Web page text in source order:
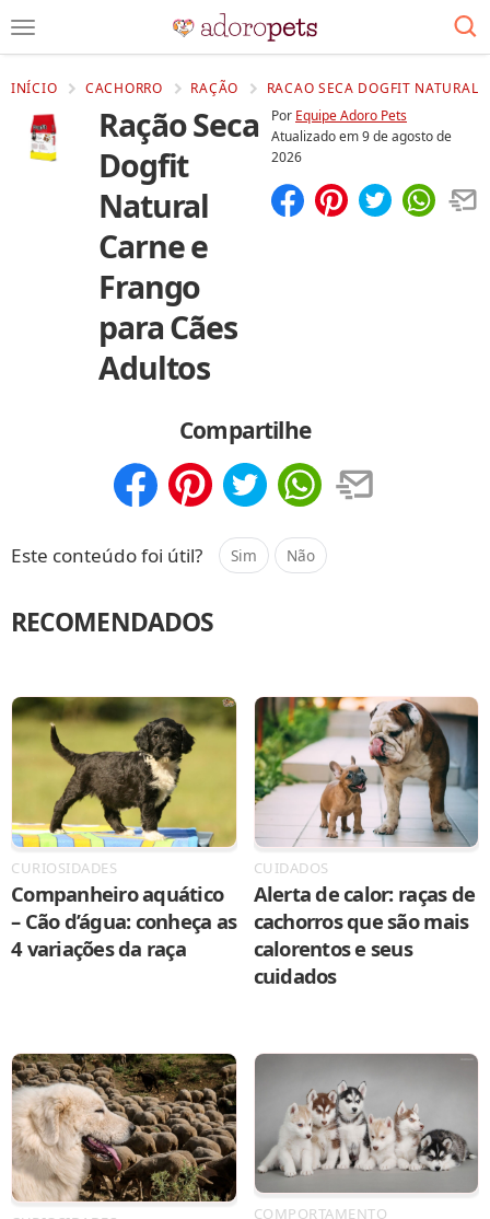
INÍCIO CACHORRO RAÇÃO RACAO SECA DOGFIT NATURAL
Ração Seca
Dogfit
Natural
Carne e
Frango
para Cães
Adultos
Por Equipe Adoro Pets
Atualizado em9 de agosto de
2026
Compartilhe
Este conteúdo foi útil? Sim Não
RECOMENDADOS
CURIOSIDADES
Companheiro aquático
– Cão d’água: conheça as
4 variações da raça
CUIDADOS
Alerta de calor: raças de
cachorros que são mais
calorentos e seus
cuidados
COMPORTAMENTO